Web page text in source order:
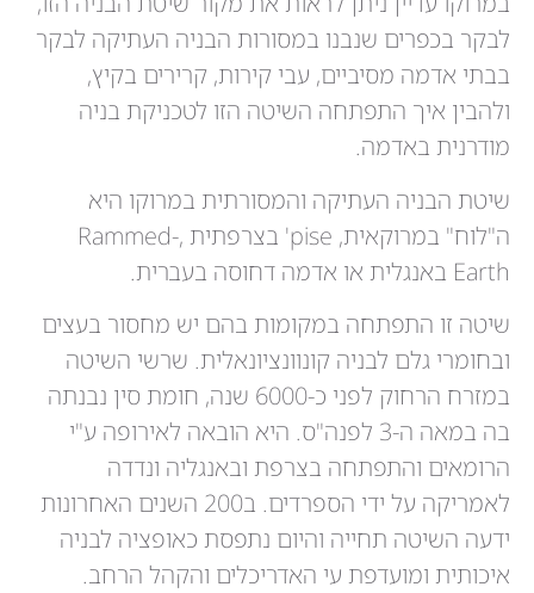
לבקר בכפרים שנבנו במסורות הבניה העתיקה לבקר
בבתי אדמה מסיביים, עבי קירות, קרירים בקיץ,
ולהבין איך התפתחה השיטה הזו לטכניקת בניה
מודרנית באדמה.
שיטת הבניה העתיקה והמסורתית במרוקו היא
ה"לוח" במרוקאית, pise' בצרפתית ,Rammed-
Earth באנגלית או אדמה דחוסה בעברית.
שיטה זו התפתחה במקומות בהם יש מחסור בעצים
ובחומרי גלם לבניה קונוונציונאלית. שרשי השיטה
במזרח הרחוק לפני כ-6000 שנה, חומת סין נבנתה
בה במאה ה-3 לפנה"ס. היא הובאה לאירופה ע"י
הרומאים והתפתחה בצרפת ובאנגליה ונדדה
לאמריקה על ידי הספרדים. ב200 השנים האחרונות
ידעה השיטה תחייה והיום נתפסת כאופציה לבניה
איכותית ומועדפת עי האדריכלים והקהל הרחב.